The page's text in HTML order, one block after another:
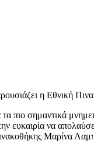
η Εθνική
πιο σημαντικά
ευκαιρία να
Μαρίνα